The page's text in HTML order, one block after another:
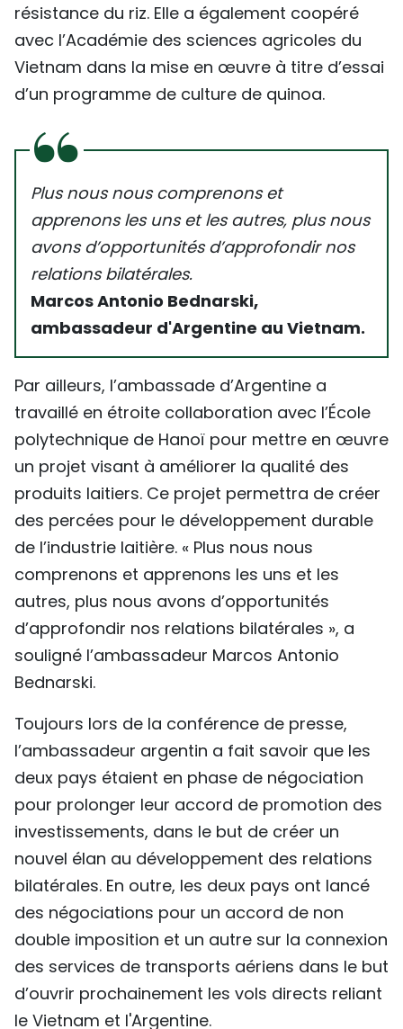
résistance du riz. Elle a également coopéré
avec l’Académie des sciences agricoles du
Vietnam dans la mise en œuvre à titre d’essai
d’un programme de culture de quinoa.
Plus nous nous comprenons et
apprenons les uns et les autres, plus nous
avons d’opportunités d’approfondir nos
relations bilatérales.
Marcos Antonio Bednarski,
ambassadeur d'Argentine au Vietnam.
Par ailleurs, l’ambassade d’Argentine a
travaillé en étroite collaboration avec l’École
polytechnique de Hanoï pour mettre en œuvre
un projet visant à améliorer la qualité des
produits laitiers. Ce projet permettra de créer
des percées pour le développement durable
de l’industrie laitière. « Plus nous nous
comprenons et apprenons les uns et les
autres, plus nous avons d’opportunités
d’approfondir nos relations bilatérales », a
souligné l’ambassadeur Marcos Antonio
Bednarski.
Toujours lors de la conférence de presse,
l’ambassadeur argentin a fait savoir que les
deux pays étaient en phase de négociation
pour prolonger leur accord de promotion des
investissements, dans le but de créer un
nouvel élan au développement des relations
bilatérales. En outre, les deux pays ont lancé
des négociations pour un accord de non
double imposition et un autre sur la connexion
des services de transports aériens dans le but
d’ouvrir prochainement les vols directs reliant
le Vietnam et l'Argentine.